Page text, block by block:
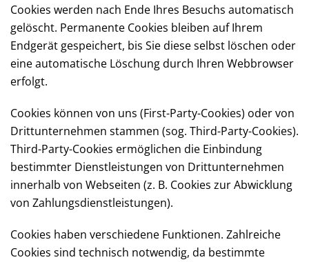
Cookies werden nach Ende Ihres Besuchs automatisch
gelöscht. Permanente Cookies bleiben auf Ihrem
Endgerät gespeichert, bis Sie diese selbst löschen oder
eine automatische Löschung durch Ihren Webbrowser
erfolgt.
Cookies können von uns (First-Party-Cookies) oder von
Drittunternehmen stammen (sog. Third-Party-Cookies).
Third-Party-Cookies ermöglichen die Einbindung
bestimmter Dienstleistungen von Drittunternehmen
innerhalb von Webseiten (z. B. Cookies zur Abwicklung
von Zahlungsdienstleistungen).
Cookies haben verschiedene Funktionen. Zahlreiche
Cookies sind technisch notwendig, da bestimmte